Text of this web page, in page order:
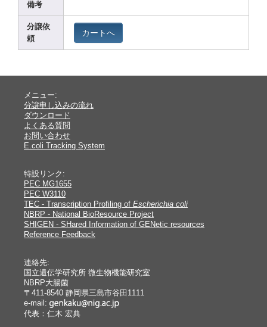
備考
分譲依
頼
カートへ
メニュー:
分譲申し込みの流れ
ダウンロード
よくある質問
お問い合わせ
E.coli Tracking System
特設リンク:
PEC MG1655
PEC W3110
TEC - Transcription Profiling of Escherichia coli
NBRP - National BioResource Project
SHIGEN - SHared Information of GENetic resources
Reference Feedback
連絡先:
国立遺伝学研究所 微生物機能研究室
NBRP大腸菌
〒411-8540 静岡県三島市谷田1111
e-mail:
代表：仁木 宏典